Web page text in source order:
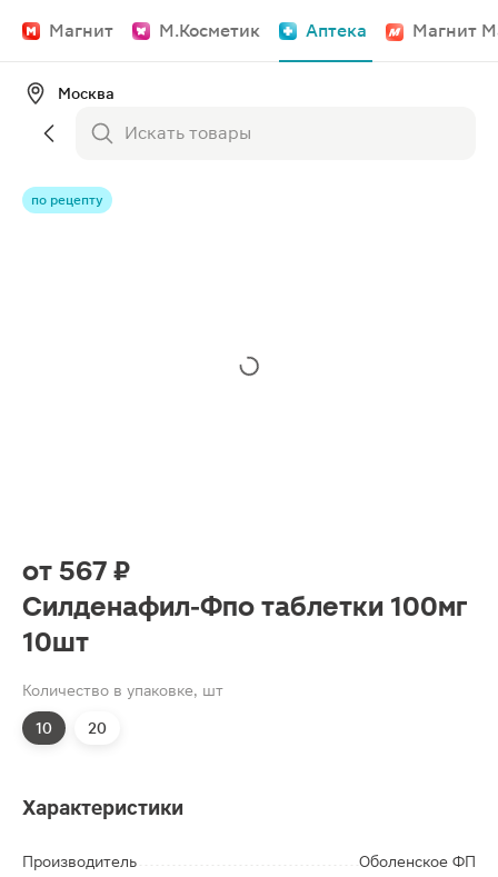
Магнит М.Косметик Аптека Магнит
Москва
по рецепту
от 567 ₽
Силденафил-Фпо таблетки 100мг
10шт
Количество в упаковке, шт
10 20
Характеристики
Производитель
Оболенское ФП